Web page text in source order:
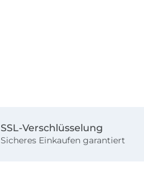
SSL-Verschlüsselung
Sicheres Einkaufen garantiert